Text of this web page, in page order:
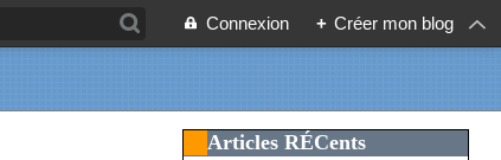
Connexion + Créer mon blog
Articles RÉCents